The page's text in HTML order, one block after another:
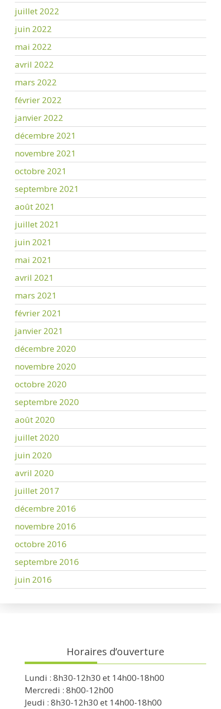
juillet 2022
juin 2022
mai 2022
avril 2022
mars 2022
février 2022
janvier 2022
décembre 2021
novembre 2021
octobre 2021
septembre 2021
août 2021
juillet 2021
juin 2021
mai 2021
avril 2021
mars 2021
février 2021
janvier 2021
décembre 2020
novembre 2020
octobre 2020
septembre 2020
août 2020
juillet 2020
juin 2020
avril 2020
juillet 2017
décembre 2016
novembre 2016
octobre 2016
septembre 2016
juin 2016
Horaires d’ouverture
Lundi : 8h30-12h30 et 14h00-18h00
Mercredi : 8h00-12h00
Jeudi : 8h30-12h30 et 14h00-18h00